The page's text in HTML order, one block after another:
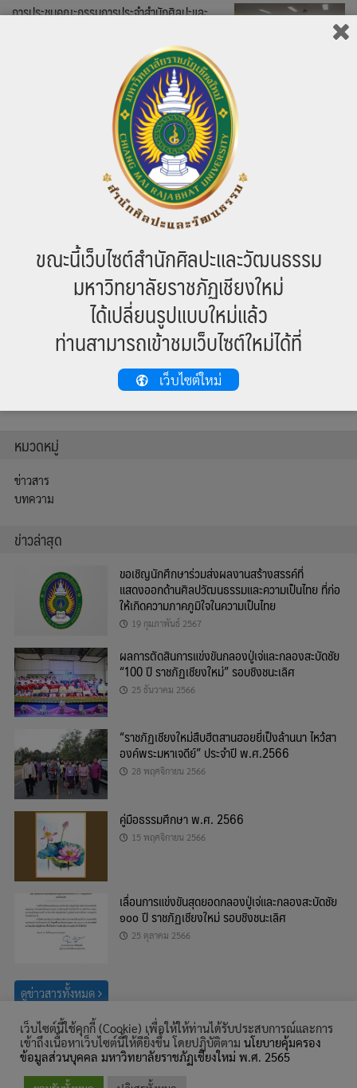
การประชุมคณะกรรมการประจำสำนักศิลปะและ
เมื่อวันที่ 1 สิงหาคม 2560 เวลา 13.30 น. สำนัก
ศิลปะและวัฒนธรรม มหาวิทยาลัยราชภัฏ
เชียงใหม่ จัดการประชุมคณะกรรมการประจำสำนักศิลปะและวัฒนธรรม ครั้ง
ที่ 1/2560 ประจำปี พ.ศ. 2560
, 1 views today
ประชุมหน่วยงาน ครั้งที่ 6/2560
เมื่อวันที่ 25 กรกฏาคม 2560 เวลา 10.00 น.
สำนักศิลปะและวัฒนธรรม มหาวิทยาลัยราชภัฏ
เชียงใหม่ จัดการประชุมหน่วยงาน ครั้งที่ 6
ประจำปี 2560
709 total views
3 4 5 6
หมวดหมู่
ข่าวสาร
บทความ
ข่าวล่าสุด
ขอเชิญนักศึกษาร่วมส่งผลงานสร้างสรรค์ที่
แสดงออกด้านศิลปวัฒนธรรมและความเป็นไทย ที่ก่อ
ให้เกิดความภาคภูมิใจในความเป็นไทย
19 กุมภาพันธ์ 2567
ผลการตัดสินการแข่งขันกลองปู่เจ่และกลองสะบัดชัย
“100 ปี ราชภัฏเชียงใหม่” รอบชิงชนะเลิศ
25 ธันวาคม 2566
“ราชภัฏเชียงใหม่สืบฮีตสานฮอยยี่เป็งล้านนา ไหว้สา
องค์พระมหาเจดีย์” ประจำปี พ.ศ.2566
28 พฤศจิกายน 2566
คู่มือธรรมศึกษา พ.ศ. 2566
15 พฤศจิกายน 2566
เลื่อนการแข่งขันสุดยอดกลองปู่เจ่และกลองสะบัดชัย
๑๐๐ ปี ราชภัฏเชียงใหม่ รอบชิงชนะเลิศ
25 ตุลาคม 2566
ดูข่าวสารทั้งหมด
ค้นหา
สำหรับ:
© สงวนลิขสิทธิ์ พ.ศ. 2559, สำนักศิลปะและวัฒนธรรม มหาวิทยาลัยราชภัฏ
ขณะนี้เว็บไซต์สำนักศิลปะและวัฒนธรรม
มหาวิทยาลัยราชภัฏเชียงใหม่
ได้เปลี่ยนรูปแบบใหม่แล้ว
ท่านสามารถเข้าชมเว็บไซต์ใหม่ได้ที่
เว็บไซต์ใหม่
เว็บไซต์นี้ใช้คุกกี้ (Cookie) เพื่อให้ให้ท่านได้รับประสบการณ์และการ
เข้าถึงเนื้อหาเว็บไซต์นี้ให้ดียิ่งขึ้น โดยปฏิบัติตาม นโยบายคุ้มครอง
ข้อมูลส่วนบุคคล มหาวิทยาลัยราชภัฏเชียงใหม่ พ.ศ. 2565